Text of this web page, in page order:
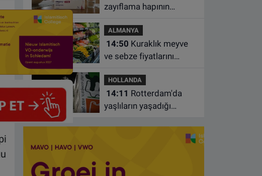
zayıflama hapının
çıkacağı tarih belli oldu
ALMANYA
14:50
ve sebze fiyatlarını
artırabilir
HOLLANDA
14:11
yaşlıların yaşadığı